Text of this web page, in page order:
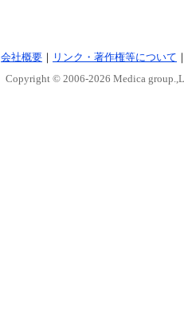
会社概要 ｜ リンク・著作権等について
Copyright © 2006-2026 Medica